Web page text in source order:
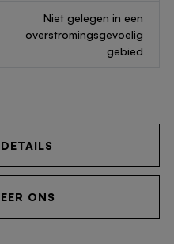
Niet gelegen in een
overstromingsgevoelig
gebied
ONS